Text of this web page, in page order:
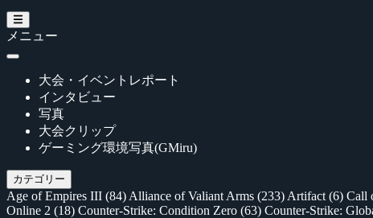
メニュー
大会・イベントレポート
インタビュー
写真
大会クリップ
ゲーミング環境写真(GMiru)
カテゴリー
Age of Empires III (84) Alliance of Valiant Arms (233) Artifact (6) Call
Online 2 (18) Counter-Strike: Condition Zero (63) Counter-Strike: